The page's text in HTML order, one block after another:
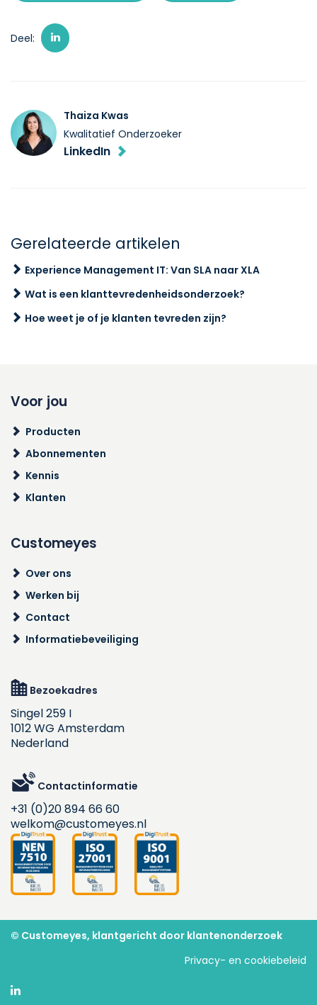
Deel:
Thaiza Kwas
Kwalitatief Onderzoeker
LinkedIn
Gerelateerde artikelen
Experience Management IT: Van SLA naar XLA
Wat is een klanttevredenheidsonderzoek?
Hoe weet je of je klanten tevreden zijn?
Voor jou
Producten
Abonnementen
Kennis
Klanten
Customeyes
Over ons
Werken bij
Contact
Informatiebeveiliging
Bezoekadres
Singel 259 I
1012 WG Amsterdam
Nederland
Contactinformatie
+31 (0)20 894 66 60
welkom@customeyes.nl
© Customeyes, klantgericht door klantenonderzoek
Privacy- en cookiebeleid